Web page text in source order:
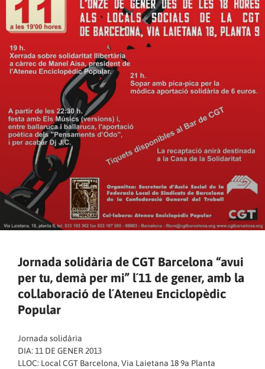
Jornada solidària de CGT Barcelona “avui
per tu, demà per mi” l´11 de gener, amb la
col.laboració de l´Ateneu Enciclopèdic
Popular
Jornada solidària
DIA: 11 DE GENER 2013
LLOC: Local CGT Barcelona, Via Laietana 18 9a Planta